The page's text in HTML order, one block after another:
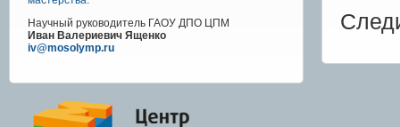
Научный руководитель ГАОУ ДПО ЦПМ
Иван Валериевич Ященко
iv@mosolymp.ru